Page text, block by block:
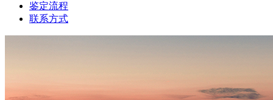
鉴定流程
联系方式